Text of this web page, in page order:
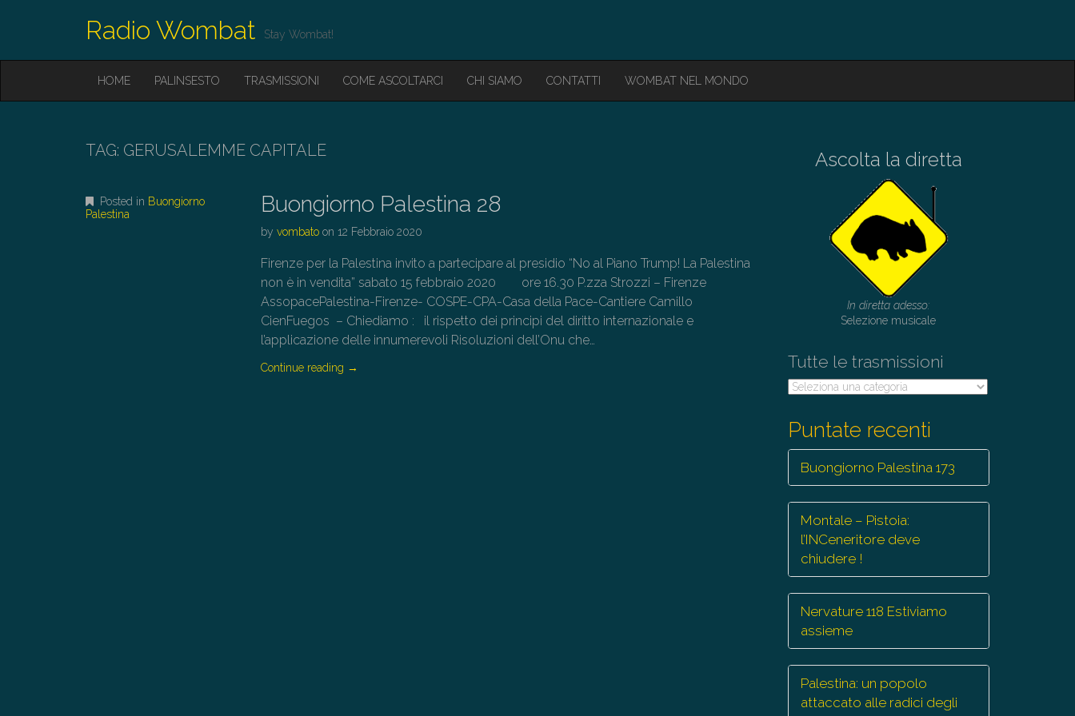
Radio Wombat Stay Wombat!
M
N
M
N
O
C
T
E
HOME PALINSESTO TRASMISSIONI COME ASCOLTARCI CHI SIAMO CONTATTI WOMBAT NEL MONDO
TAG: GERUSALEMME CAPITALE
Posted in Buongiorno
Palestina
Buongiorno Palestina 28
byvombato on 12 Febbraio 2020
Firenze per la Palestina invito a partecipare al presidio “No al Piano Trump! La Palestina
non è in vendita” sabato 15 febbraio 2020 ore 16.30 P.zza Strozzi – Firenze
AssopacePalestina-Firenze- COSPE-CPA-Casa della Pace-Cantiere Camillo
CienFuegos – Chiediamo : il rispetto dei principi del diritto internazionale e
l’applicazione delle innumerevoli Risoluzioni dell’Onu che…
Continue reading →
Ascolta la diretta
In diretta adesso:
Selezione musicale
Tutte le trasmissioni
Tutte
Puntate recenti
Buongiorno Palestina 173
Montale – Pistoia:
l’INCeneritore deve
chiudere !
Nervature 118 Estiviamo
assieme
Palestina: un popolo
attaccato alle radici degli